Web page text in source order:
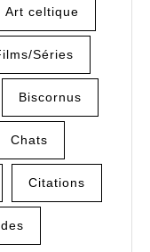
Art celtique
Séries
Biscornus
Chats
Citations